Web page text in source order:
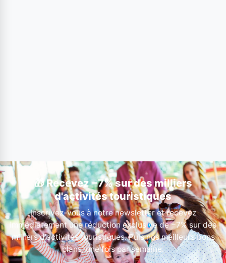
🎁 Recevez −7% sur des milliers
d'activités touristiques
Inscrivez-vous à notre newsletter et recevez
immédiatement une réduction exclusive de −7% sur des
milliers d'activités touristiques. Puis nos meilleurs bons
plans, une fois par semaine.